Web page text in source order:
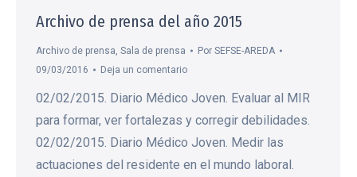
Archivo de prensa del año 2015
Archivo de prensa, Sala de prensa Por SEFSE-AREDA
09/03/2016
Deja un comentario
02/02/2015. Diario Médico Joven. Evaluar al MIR
para formar, ver fortalezas y corregir debilidades.
02/02/2015. Diario Médico Joven. Medir las
actuaciones del residente en el mundo laboral.